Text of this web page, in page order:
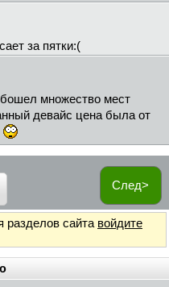
за пятки:(
множество мест
девайс цена была от
След>
разделов сайта войдите